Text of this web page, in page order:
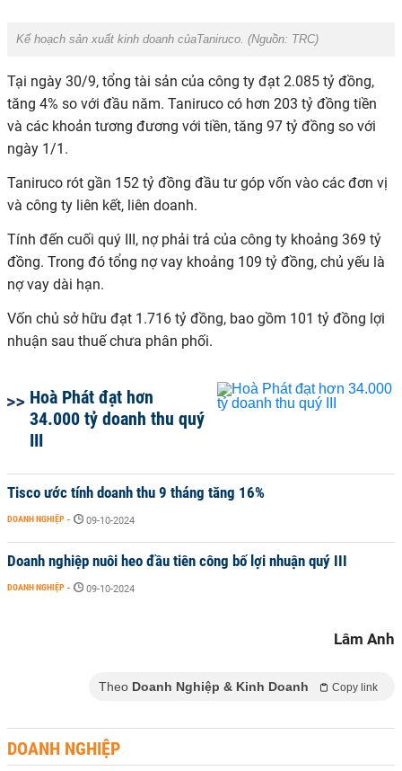
Kế hoạch sản xuất kinh doanh củaTaniruco. (Nguồn: TRC)
Tại ngày 30/9, tổng tài sản của công ty đạt 2.085 tỷ đồng,
tăng 4% so với đầu năm. Taniruco có hơn 203 tỷ đồng tiền
và các khoản tương đương với tiền, tăng 97 tỷ đồng so với
ngày 1/1.
Taniruco rót gần 152 tỷ đồng đầu tư góp vốn vào các đơn vị
và công ty liên kết, liên doanh.
Tính đến cuối quý III, nợ phải trả của công ty khoảng 369 tỷ
đồng. Trong đó tổng nợ vay khoảng 109 tỷ đồng, chủ yếu là
nợ vay dài hạn.
Vốn chủ sở hữu đạt 1.716 tỷ đồng, bao gồm 101 tỷ đồng lợi
nhuận sau thuế chưa phân phối.
Hoà Phát đạt hơn
34.000 tỷ doanh thu quý
III
Tisco ước tính doanh thu 9 tháng tăng 16%
DOANH NGHIỆP - 09-10-2024
Doanh nghiệp nuôi heo đầu tiên công bố lợi nhuận quý III
DOANH NGHIỆP - 09-10-2024
Lâm Anh
Theo Doanh Nghiệp & Kinh Doanh Copy link
DOANH NGHIỆP